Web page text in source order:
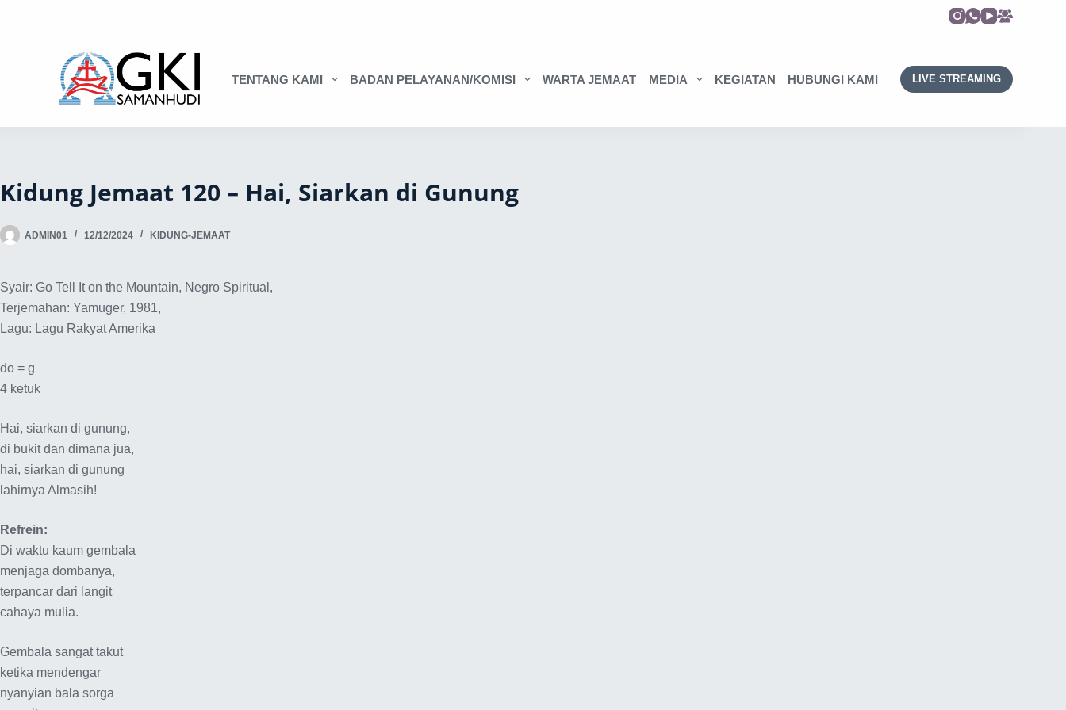
TENTANG KAMI BADAN PELAYANAN/KOMISI WARTA JEMAAT MEDIA KEGIATAN HUBUNGI KAMI LIVE STREAMING
Kidung Jemaat 120 – Hai, Siarkan di Gunung
ADMIN01 12/12/2024 KIDUNG-JEMAAT
Syair: Go Tell It on the Mountain, Negro Spiritual,
Terjemahan: Yamuger, 1981,
Lagu: Lagu Rakyat Amerika
do = g
4 ketuk
Hai, siarkan di gunung,
di bukit dan dimana jua,
hai, siarkan di gunung
lahirnya Almasih!
Refrein:
Di waktu kaum gembala
menjaga dombanya,
terpancar dari langit
cahaya mulia.
Gembala sangat takut
ketika mendengar
nyanyian bala sorga